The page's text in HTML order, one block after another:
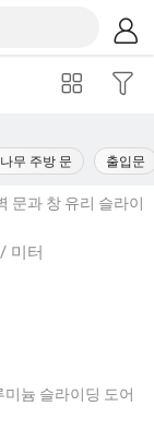
나무 주방 문 출입문
문과 창 유리 슬라이
/ 미터
Ltd.
늄 슬라이딩 도어
Ltd.